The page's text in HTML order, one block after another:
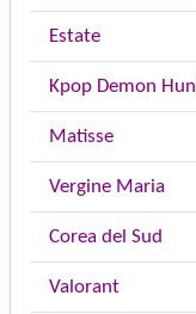
Estate
Kpop Demon
Matisse
Vergine Maria
Corea del Sud
Valorant